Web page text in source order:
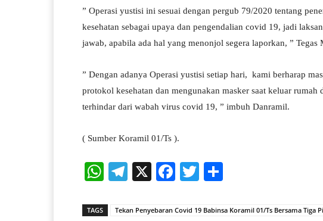
” Operasi yustisi ini sesuai dengan pergub 79/2020 tentang
kesehatan sebagai upaya dan pengendalian covid 19, jadi
jawab, apabila ada hal yang menonjol segera laporkan, ” Tegas
” Dengan adanya Operasi yustisi setiap hari, kami berharap
protokol kesehatan dan mengunakan masker saat keluar rumah
terhindar dari wabah virus covid 19, ” imbuh Danramil.
( Sumber Koramil 01/Ts ).
W
ts
Te
gr
X
Fa
bo
T
tte re
TAGS Tekan Penyebaran Covid 19 Babinsa Koramil 01/Ts Bersama Tiga